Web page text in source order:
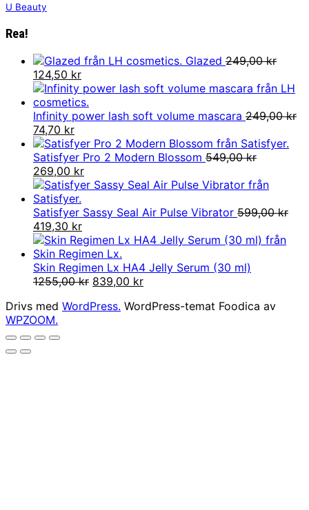
U Beauty
Rea!
Glazed 249,00kr
Det
ursprungliga
priset
var:
249,00 kr.
124,50 krDet
nuvarande
priset
är:
Infinity power lash soft volume mascara 249,00kr
Det
ursprungliga
priset
var:
249,00 kr.
74,70 krDet
nuvarande
priset
är:
74,70 kr.
Satisfyer Pro 2 Modern Blossom 549,00kr
Det
ursprungliga
priset
var:
549,00 kr.
269,00 krDet
nuvarande
är:
Satisfyer Sassy Seal Air Pulse Vibrator 599,00kr
Det
ursprungliga
priset
var:
599,00 kr.
419,30 krDet
nuvarande
priset
är:
419,30 kr.
Skin Regimen Lx HA4 Jelly Serum (30 ml)
1255,00kr Det
priset
839,00 krDet
priset
Drivs med WordPress. WordPress-temat Foodica av
WPZOOM.